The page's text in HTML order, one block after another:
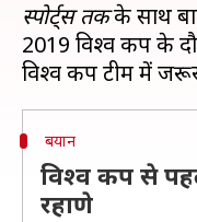
स्पोर्ट्स तकके साथ
2019 विश्व कप के
बयान
विश्व कप से पहले
रहाणे